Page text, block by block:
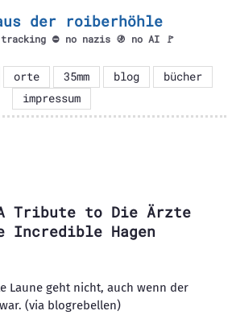
der roiberhöhle
⛔ no nazis 🚯 no AI 🚩
orte 35mm blog
bücher
impressum
Tribute to Die Ärzte
Incredible Hagen
Laune geht nicht, auch wenn der
(via blogrebellen)